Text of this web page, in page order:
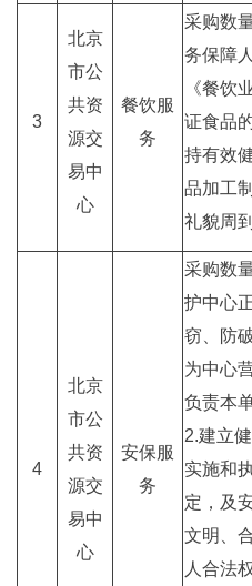
3
北京
市公
共资
源交
易中
心
餐饮服
务
采购数
务保障
《餐饮
证食品
持有效
品加工
礼貌周到
4
北京
市公
共资
源交
易中
心
安保服
务
采购数
护中心
窃、防
为中心
负责本
2.建立
实施和
定，及
文明、
人合法